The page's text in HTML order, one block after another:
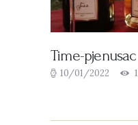
Time-pjenusac
10/01/2022 1